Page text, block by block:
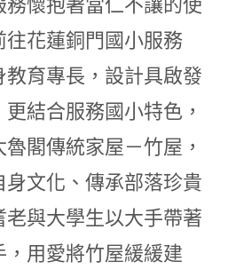
懷抱著當仁不讓的使
花蓮銅門國小服務
教育專長，設計具啟發
結合服務國小特色，
閣傳統家屋－竹屋，
文化、傳承部落珍貴
與大學生以大手帶著
用愛將竹屋緩緩建